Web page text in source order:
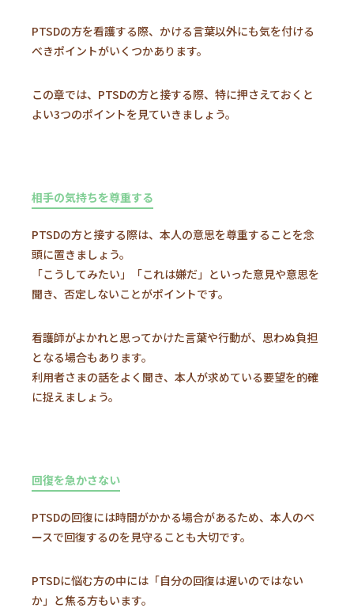
PTSDの方を看護する際、かける言葉以外にも気を付ける
べきポイントがいくつかあります。
この章では、PTSDの方と接する際、特に押さえておくと
よい3つのポイントを見ていきましょう。
相手の気持ちを尊重する
PTSDの方と接する際は、本人の意思を尊重することを念
頭に置きましょう。
「こうしてみたい」「これは嫌だ」といった意見や意思を
聞き、否定しないことがポイントです。
看護師がよかれと思ってかけた言葉や行動が、思わぬ負担
となる場合もあります。
利用者さまの話をよく聞き、本人が求めている要望を的確
に捉えましょう。
回復を急かさない
PTSDの回復には時間がかかる場合があるため、本人のペ
ースで回復するのを見守ることも大切です。
PTSDに悩む方の中には「自分の回復は遅いのではない
か」と焦る方もいます。